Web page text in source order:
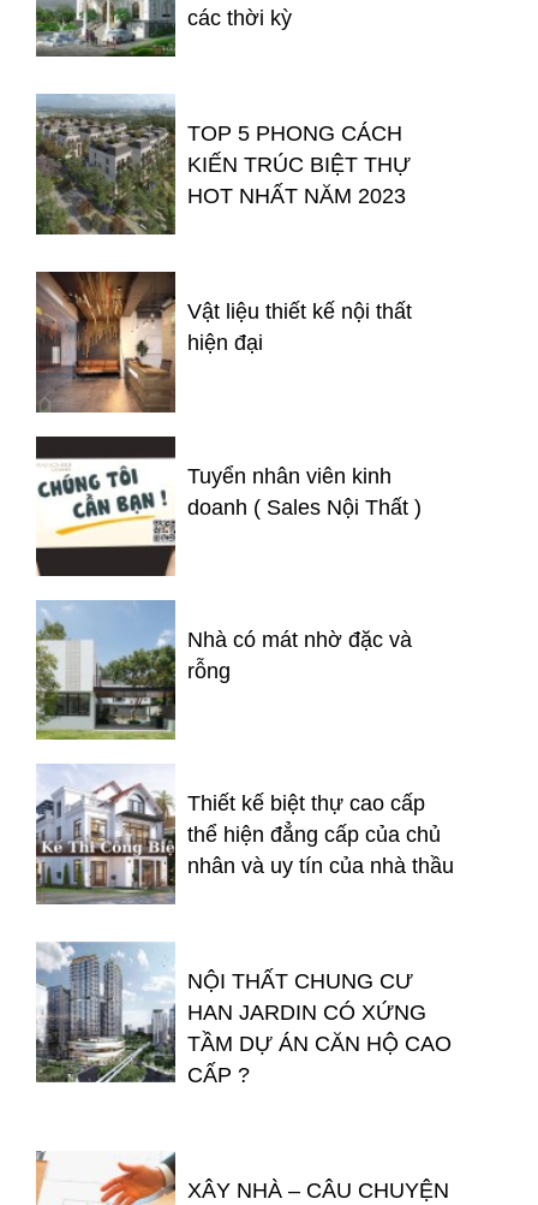
các thời kỳ
TOP 5 PHONG CÁCH
KIẾN TRÚC BIỆT THỰ
HOT NHẤT NĂM 2023
Vật liệu thiết kế nội thất
hiện đại
Tuyển nhân viên kinh
doanh ( Sales Nội Thất )
Nhà có mát nhờ đặc và
rỗng
Thiết kế biệt thự cao cấp
thể hiện đẳng cấp của chủ
nhân và uy tín của nhà thầu
NỘI THẤT CHUNG CƯ
HAN JARDIN CÓ XỨNG
TẦM DỰ ÁN CĂN HỘ CAO
CẤP ?
XÂY NHÀ – CÂU CHUYỆN